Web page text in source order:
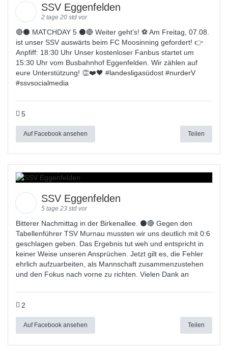
SSV Eggenfelden
2 tage 20 std vor
🔴⚫️ MATCHDAY 5 ⚫️🔴 Weiter geht's! ⚽ Am Freitag, 07.08.
ist unser SSV auswärts beim FC Moosinning gefordert! 👉
Anpfiff: 18:30 Uhr Unser kostenloser Fanbus startet um
15:30 Uhr vom Busbahnhof Eggenfelden. Wir zählen auf
eure Unterstützung! 👏❤️🖤 #landesligasüdost #nurderV
#ssvsocialmedia
5
Auf Facebook ansehen Teilen
SSV Eggenfelden
5 tage 23 std vor
Bitterer Nachmittag in der Birkenallee. ⚫🔴 Gegen den
Tabellenführer TSV Murnau mussten wir uns deutlich mit 0:6
geschlagen geben. Das Ergebnis tut weh und entspricht in
keiner Weise unseren Ansprüchen. Jetzt gilt es, die Fehler
ehrlich aufzuarbeiten, als Mannschaft zusammenzustehen
und den Fokus nach vorne zu richten. Vielen Dank an
2
Auf Facebook ansehen Teilen